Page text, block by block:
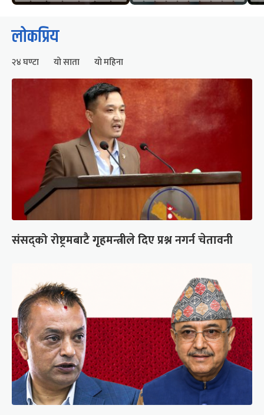
लोकप्रिय
२४ घण्टा यो साता यो महिना
संसद्को रोष्ट्रमबाटै गृहमन्त्रीले दिए प्रश्न नगर्न चेतावनी